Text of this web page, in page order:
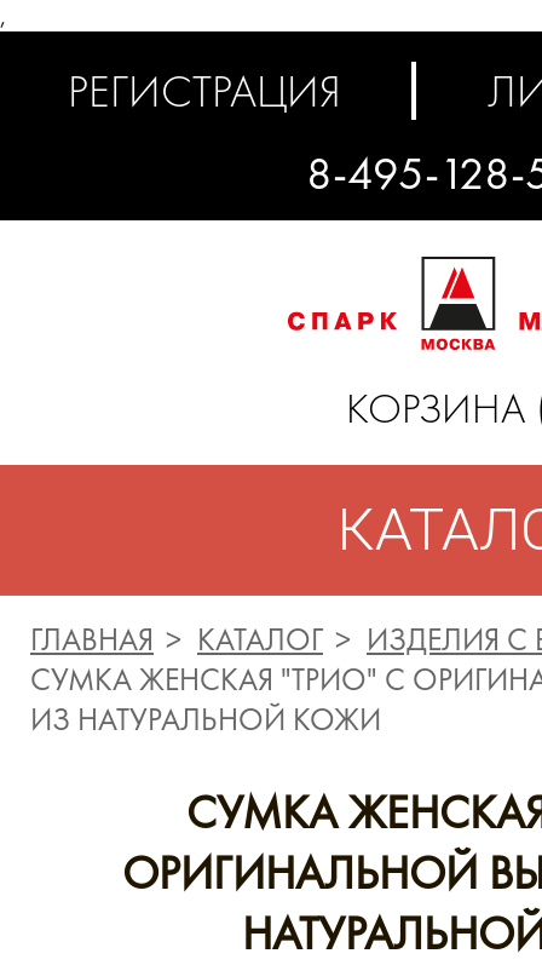
,
РЕГИСТРАЦИЯ
8-495-128-
КОРЗИНА
ГЛАВНАЯ КАТАЛОГ
ИЗДЕЛИЯ
СУМКА ЖЕНСКАЯ "ТРИО" C
ИЗ НАТУРАЛЬНОЙ КОЖИ
СУМКА
ОРИГИНАЛЬНОЙ